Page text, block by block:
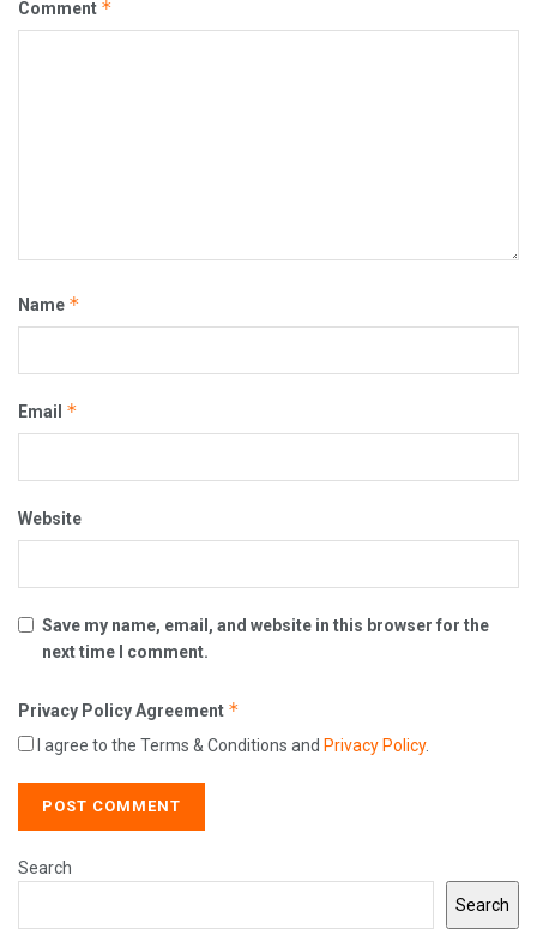
Comment *
Name *
Email *
Website
Save my name, email, and website in this browser for the
next time I comment.
Privacy Policy Agreement *
I agree to the Terms & Conditions and Privacy Policy.
Search
Search